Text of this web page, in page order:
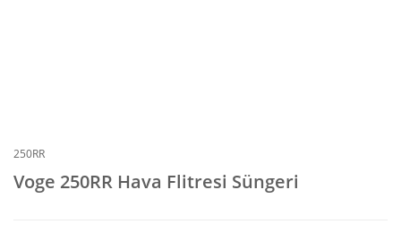
250RR
Voge 250RR Hava Flitresi Süngeri